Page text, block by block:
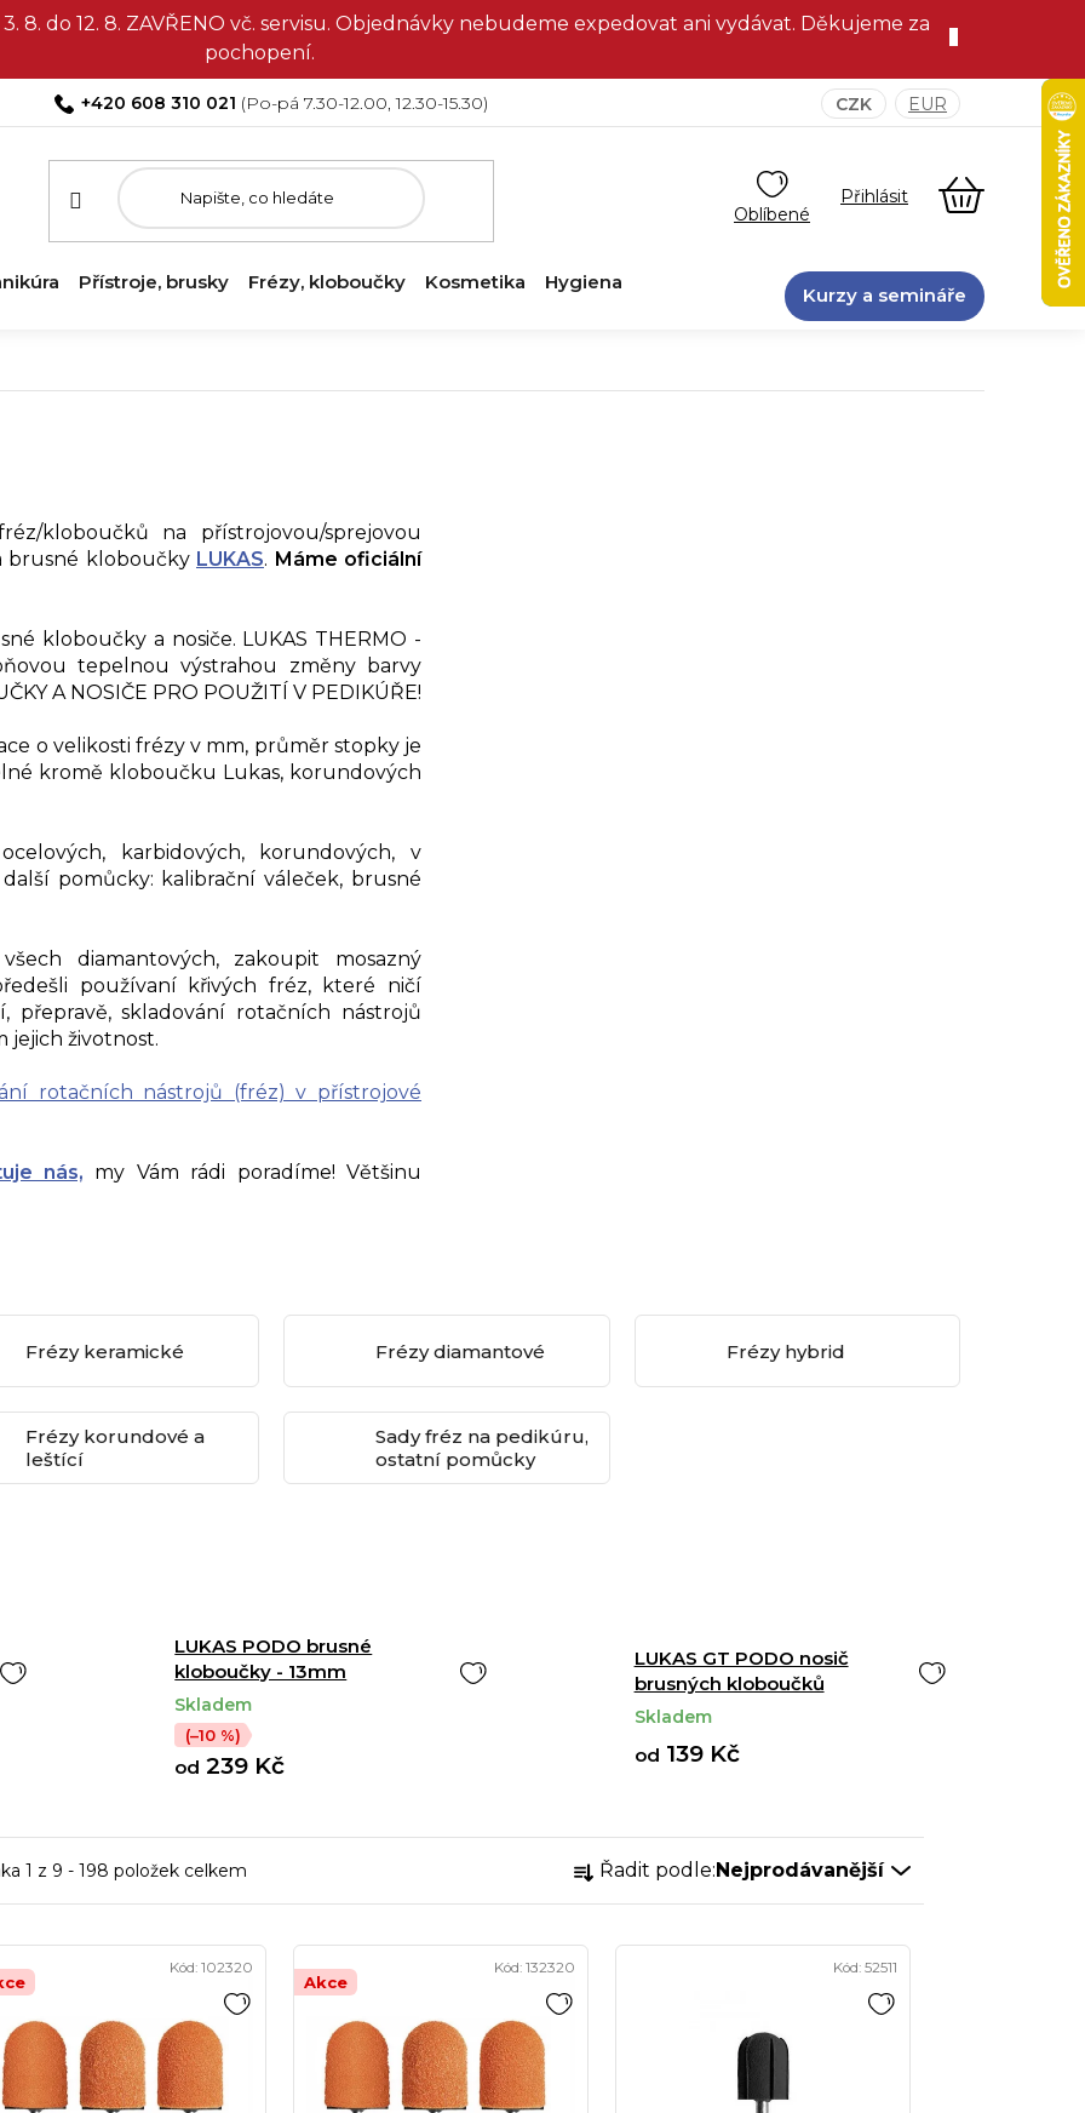
do 12. 8. ZAVŘENO vč. servisu. Objednávky nebudeme expedovat ani vydávat. Děkujeme za
pochopení.
+420 608 310 021 CZK EUR
NÁKUPNÍ
KOŠÍK
Přístroje, brusky Frézy, kloboučky Kosmetika
Hygiena
Kurzy a semináře
kloboučků na přístrojovou/sprejovou
brusné kloboučky LUKAS. Máme oficiální
kloboučky a nosiče. LUKAS THERMO -
tepelnou výstrahou změny barvy
A NOSIČE PRO POUŽITÍ V PEDIKÚŘE!
o velikosti frézy v mm, průměr stopky je
kromě kloboučku Lukas, korundových
karbidových, korundových, v
pomůcky: kalibrační váleček, brusné
diamantových, zakoupit mosazný
používaní křivých fréz, které ničí
přepravě, skladování rotačních nástrojů
jejich životnost.
rotačních nástrojů (fréz) v přístrojové
nás, my Vám rádi poradíme! Většinu
Frézy keramické Frézy diamantové Frézy hybrid
Frézy korundové a
leštící
Sady fréz na pedikúru,
ostatní pomůcky
LUKAS PODO brusné
kloboučky - 13mm
Skladem
(–10 %)
od 239 Kč
LUKAS GT PODO nosič
brusných kloboučků
Skladem
od 139 Kč
1 z 9 - 198 položek celkem
Ř
a
e
n
Řadit podle: Nejprodávanější
Kód: 102320
Akce
Kód: 132320 Kód: 52511